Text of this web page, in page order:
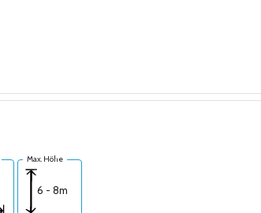
Max. Höhe
6 - 8m